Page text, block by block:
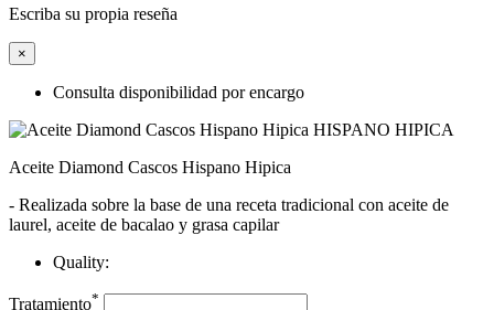
Escriba su propia reseña
×
Consulta disponibilidad por encargo
Aceite Diamond Cascos Hispano Hipica
- Realizada sobre la base de una receta tradicional con aceite de
laurel, aceite de bacalao y grasa capilar
Quality:
Tratamiento*